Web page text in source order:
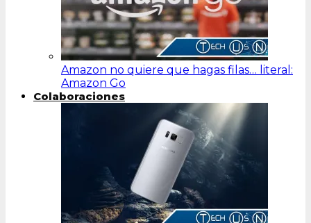
Amazon no quiere que hagas filas… literal:
Amazon Go
Colaboraciones